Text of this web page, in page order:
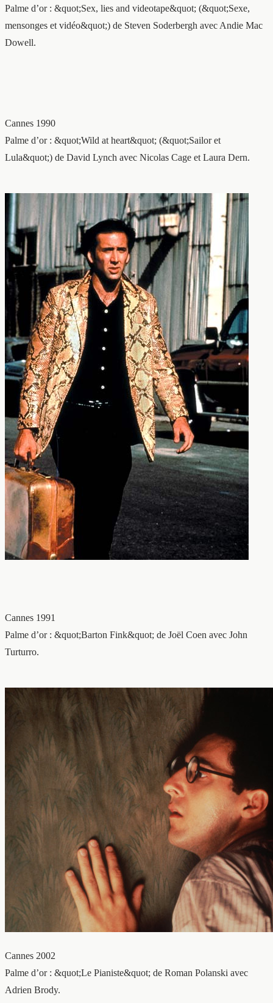
Palme d’or : &quot;Sex, lies and videotape&quot; (&quot;Sexe,
mensonges et vidéo&quot;) de Steven Soderbergh avec Andie Mac
Dowell.
Cannes 1990
Palme d’or : &quot;Wild at heart&quot; (&quot;Sailor et
Lula&quot;) de David Lynch avec Nicolas Cage et Laura Dern.
Cannes 1991
Palme d’or : &quot;Barton Fink&quot; de Joël Coen avec John
Turturro.
Cannes 2002
Palme d’or : &quot;Le Pianiste&quot; de Roman Polanski avec
Adrien Brody.